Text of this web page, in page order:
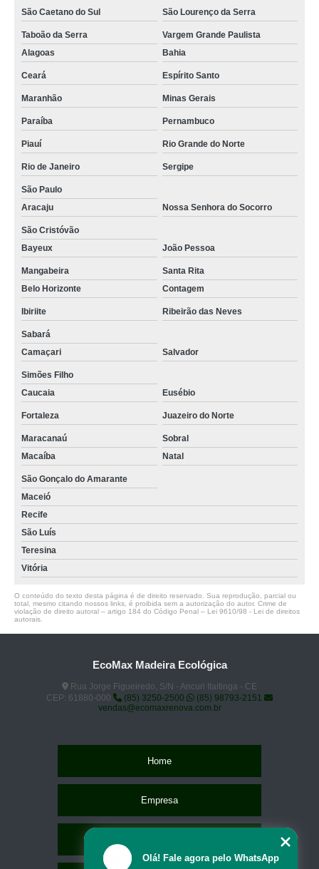
São Caetano do Sul São Lourenço da Serra
Taboão da Serra
Vargem Grande Paulista
Alagoas
Bahia
Ceará Espírito Santo
Maranhão Minas Gerais
Paraíba Pernambuco
Piauí Rio Grande do Norte
Rio de Janeiro Sergipe
São Paulo
Aracaju
Nossa Senhora do Socorro
São Cristóvão
Bayeux
João Pessoa
Mangabeira
Santa Rita
Belo Horizonte
Contagem
Ibiriite Ribeirão das Neves
Sabará
Camaçari
Salvador
Simões Filho
Caucaia
Eusébio
Fortaleza Juazeiro do Norte
Maracanaú
Sobral
Macaíba
Natal
São Gonçalo do Amarante
Maceió
Recife
São Luís
Teresina
Vitória
O conteúdo do texto desta página é de direito reservado. Sua reprodução, parcial ou
total, mesmo citando nossos links, é proibida sem a autorização do autor. Crime de
violação de direito autoral – artigo 184 do Código Penal – Lei 9610/98 - Lei de direitos
autorais
EcoMax Madeira Ecológica
Rua Jorge Figueiredo, S/N - Ancuri Itaitinga - CE
CEP: 61880-000
(85) 3250-2500
(85) 98793-2151
vendas@ecomaxrenova.com.br
Home
Empresa
Olá! Fale agora pelo WhatsApp